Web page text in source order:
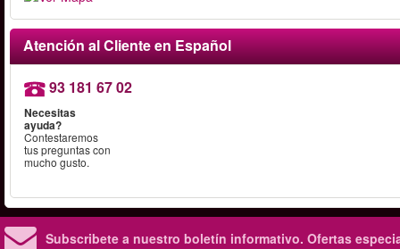
Atención al Cliente en Español
93 181 67 02
Necesitas
ayuda?
Contestaremos
tus preguntas con
mucho gusto.
Subscribete a nuestro boletín informativo. Ofertas